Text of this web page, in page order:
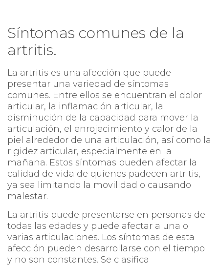
Síntomas comunes de la
artritis.
La artritis es una afección que puede
presentar una variedad de síntomas
comunes. Entre ellos se encuentran el dolor
articular, la inflamación articular, la
disminución de la capacidad para mover la
articulación, el enrojecimiento y calor de la
piel alrededor de una articulación, así como la
rigidez articular, especialmente en la
mañana. Estos síntomas pueden afectar la
calidad de vida de quienes padecen artritis,
ya sea limitando la movilidad o causando
malestar.
La artritis puede presentarse en personas de
todas las edades y puede afectar a una o
varias articulaciones. Los síntomas de esta
afección pueden desarrollarse con el tiempo
y no son constantes. Se clasifica